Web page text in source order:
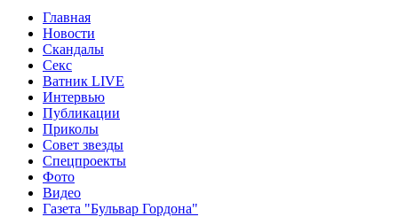
Главная
Новости
Скандалы
Секс
Ватник LIVE
Интервью
Публикации
Приколы
Совет звезды
Спецпроекты
Фото
Видео
Газета "Бульвар Гордона"